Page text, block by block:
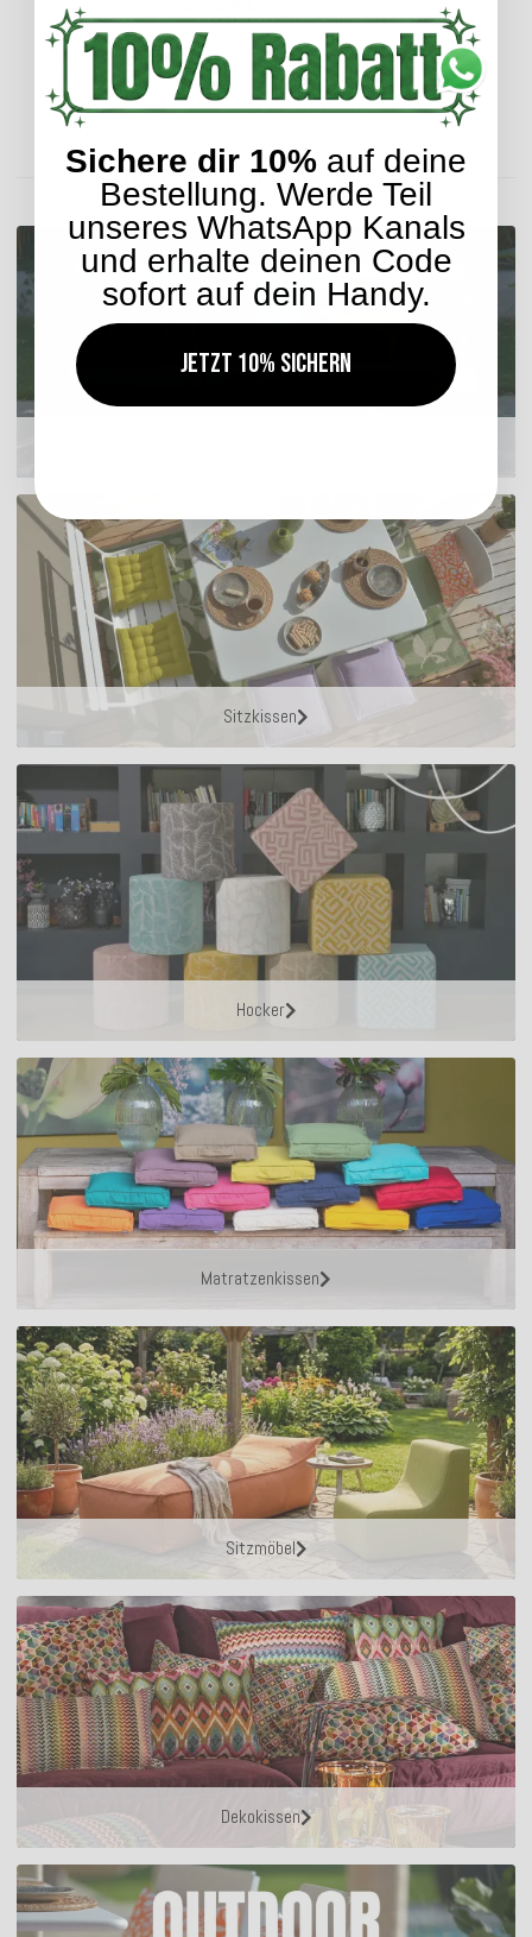
Lieferzeit: ca. 14 Werktage
ENTDECKEN SIE UNSER SORTIMENT
Sitzkissen
Hocker
Matratzenkissen
Sitzmöbel
Dekokissen
Sichere dir 10% auf deine
Bestellung. Werde Teil
unseres WhatsApp Kanals
und erhalte deinen Code
sofort auf dein Handy.
Jetzt 10% sichern